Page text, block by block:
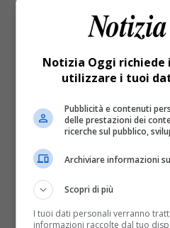
Attualità
Incidenza contagi:
peggiora Biella
Notizia Oggi richiede
utilizzare i tuoi
Pubblicità e contenuti
delle prestazioni dei
ricerche sul pubblico,
Archiviare informazioni
Scopri di più
I tuoi dati personali verranno
informazioni raccolte dal tuo